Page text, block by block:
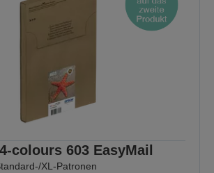
colours 603 EasyMail
XL-Patronen